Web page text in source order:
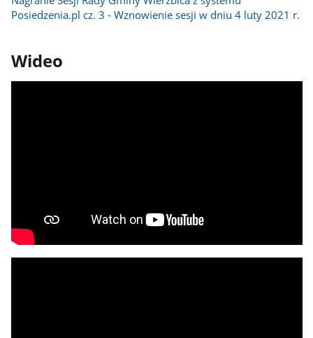
Posiedzenia.pl cz. 3 - Wznowienie sesji w dniu 4 luty 2021 r.
Wideo